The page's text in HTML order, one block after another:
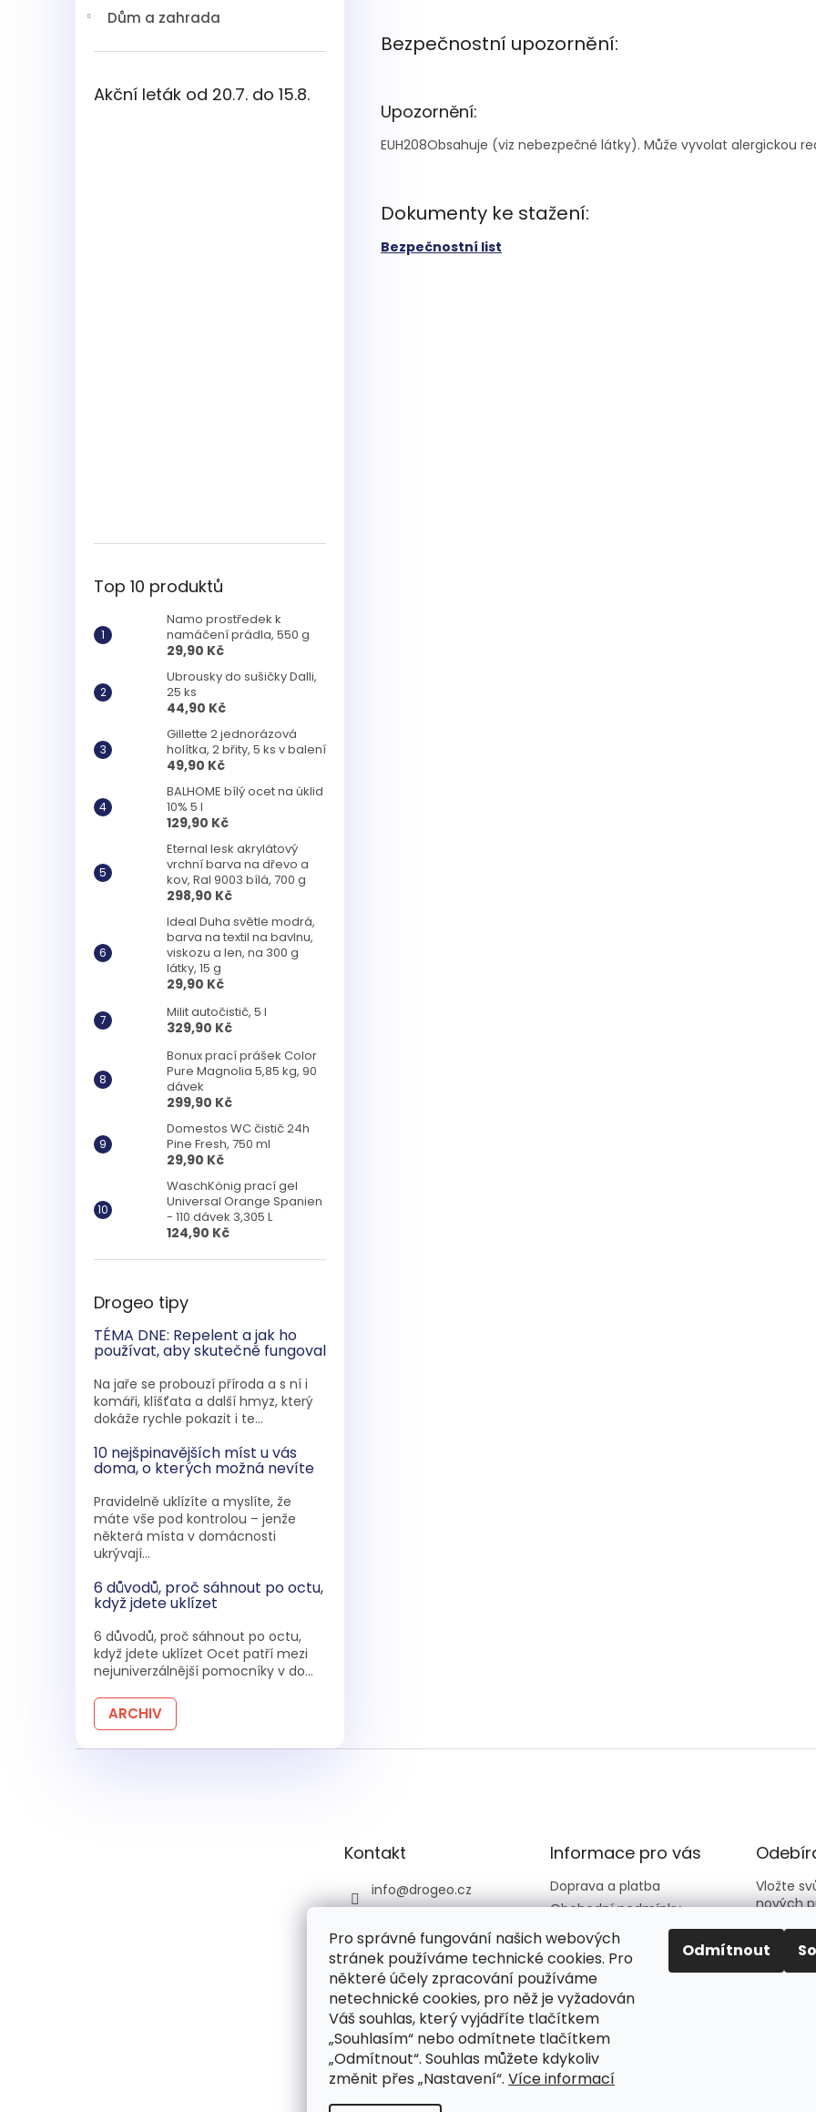
Pro správné fungování našich webových
stránek používáme technické cookies. Pro
některé účely zpracování používáme
netechnické cookies, pro něž je vyžadován
Váš souhlas, který vyjádříte tlačítkem
„Souhlasím“ nebo odmítnete tlačítkem
„Odmítnout“. Souhlas můžete kdykoliv
změnit přes „Nastavení“. Více informací
Odmítnout
Dům a zahrada
Akční leták od 20.7. do 15.8.
Top 10 produktů
Namo prostředek k
namáčení prádla, 550 g
29,90 Kč
Ubrousky do sušičky Dalli,
25 ks
44,90 Kč
Gillette 2 jednorázová
holítka, 2 břity, 5 ks v balení
49,90 Kč
BALHOME bílý ocet na úklid
10% 5 l
129,90 Kč
Eternal lesk akrylátový
vrchní barva na dřevo a
kov, Ral 9003 bílá, 700 g
298,90 Kč
Ideal Duha světle modrá,
barva na textil na bavlnu,
viskozu a len, na 300 g
látky, 15 g
29,90 Kč
Milit autočistič, 5 l
329,90 Kč
Bonux prací prášek Color
Pure Magnolia 5,85 kg, 90
dávek
299,90 Kč
Domestos WC čistič 24h
Pine Fresh, 750 ml
29,90 Kč
WaschKönig prací gel
Universal Orange Spanien
- 110 dávek 3,305 L
124,90 Kč
Drogeo tipy
TÉMA DNE: Repelent a jak ho
používat, aby skutečně fungoval
Na jaře se probouzí příroda a s ní i
komáři, klíšťata a další hmyz, který
dokáže rychle pokazit i te...
10 nejšpinavějších míst u vás
doma, o kterých možná nevíte
Pravidelně uklízíte a myslíte, že
máte vše pod kontrolou – jenže
některá místa v domácnosti
ukrývají...
6 důvodů, proč sáhnout po octu,
když jdete uklízet
6 důvodů, proč sáhnout po octu,
když jdete uklízet Ocet patří mezi
nejuniverzálnější pomocníky v do...
ARCHIV
Bezpečnostní upozornění:
Upozornění:
EUH208Obsahuje (viz nebezpečné látky). Může vyvolat alergickou
Dokumenty ke stažení:
Bezpečnostní list
Kontakt
info@drogeo.cz
+420 607 058 258 (v
pracovní dny 08:00-1
6:00)
drogeocz
drogeo_online_droge
rie
Informace pro vás
Doprava a platba
Obchodní podmínky
Kontakty
Hodnocení obchodu
Vložte
nových
E-mail